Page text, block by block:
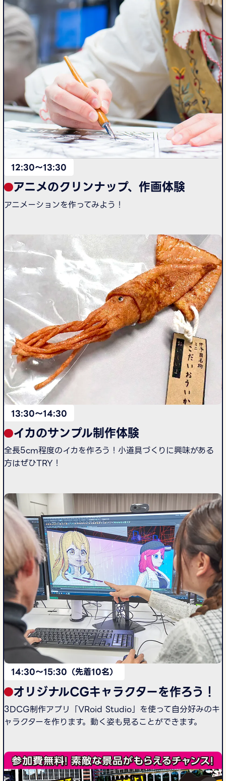
12:30〜13:30
アニメのクリンナップ、作画体験
アニメーションを作ってみよう！
13:30〜14:30
イカのサンプル制作体験
全長5cm程度のイカを作ろう！小道具づくりに興味がある
方はぜひTRY！
14:30〜15:30（先着10名）
オリジナルCGキャラクターを作ろう！
3DCG制作アプリ「VRoid Studio」を使って自分好みのキ
ャラクターを作ります。動く姿も見ることができます。